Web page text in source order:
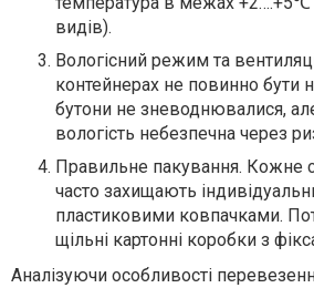
видів).
Вологісний режим та
контейнерах не повинно бути
бутони не зневоднювалися,
вологість небезпечна через
Правильне пакування. Кожне
часто захищають
пластиковими ковпачками.
щільні картонні коробки з
Аналізуючи особливості